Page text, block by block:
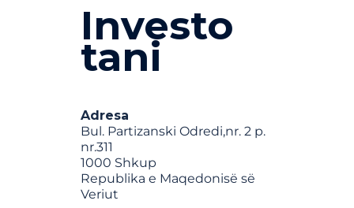
Investo
tani
Adresa
Bul. Partizanski Odredi,nr. 2 p.
nr.311
1000 Shkup
Republika e Maqedonisë së
Veriut